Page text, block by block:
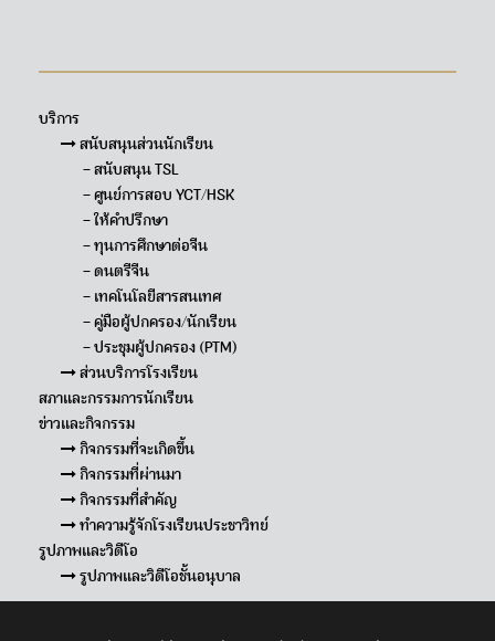
บริการ
สนับสนุนส่วนนักเรียน
– สนับสนุน TSL
– ศูนย์การสอบ YCT/HSK
– ให้คำปรึกษา
– ทุนการศึกษาต่อจีน
– ดนตรีจีน
– เทคโนโลยีสารสนเทศ
– คู่มือผู้ปกครอง/นักเรียน
– ประชุมผู้ปกครอง (PTM)
ส่วนบริการโรงเรียน
สภาและกรรมการนักเรียน
ข่าวและกิจกรรม
กิจกรรมที่จะเกิดขึ้น
กิจกรรมที่ผ่านมา
กิจกรรมที่สำคัญ
ทำความรู้จักโรงเรียนประชาวิทย์
รูปภาพและวิดีโอ
รูปภาพและวิดีโอชั้นอนุบาล